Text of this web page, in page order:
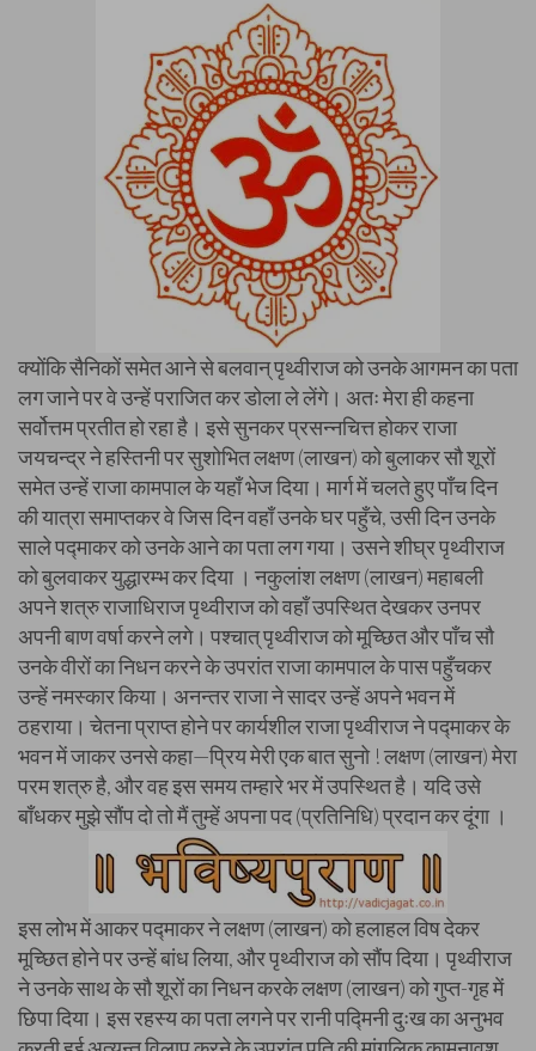
क्योंकि सैनिकों समेत आने से बलवान् पृथ्वीराज को उनके आगमन का पता
लग जाने पर वे उन्हें पराजित कर डोला ले लेंगे। अतः मेरा ही कहना
सर्वोत्तम प्रतीत हो रहा है। इसे सुनकर प्रसन्नचित्त होकर राजा
जयचन्द्र ने हस्तिनी पर सुशोभित लक्षण (लाखन) को बुलाकर सौ शूरों
समेत उन्हें राजा कामपाल के यहाँ भेज दिया। मार्ग में चलते हुए पाँच दिन
की यात्रा समाप्तकर वे जिस दिन वहाँ उनके घर पहुँचे, उसी दिन उनके
साले पद्माकर को उनके आने का पता लग गया। उसने शीघ्र पृथ्वीराज
को बुलवाकर युद्धारम्भ कर दिया । नकुलांश लक्षण (लाखन) महाबली
अपने शत्रु राजाधिराज पृथ्वीराज को वहाँ उपस्थित देखकर उनपर
अपनी बाण वर्षा करने लगे। पश्चात् पृथ्वीराज को मूच्छित और पाँच सौ
उनके वीरों का निधन करने के उपरांत राजा कामपाल के पास पहुँचकर
उन्हें नमस्कार किया। अनन्तर राजा ने सादर उन्हें अपने भवन में
ठहराया। चेतना प्राप्त होने पर कार्यशील राजा पृथ्वीराज ने पद्माकर के
भवन में जाकर उनसे कहा—प्रिय मेरी एक बात सुनो ! लक्षण (लाखन) मेरा
परम शत्रु है, और वह इस समय तम्हारे भर में उपस्थित है। यदि उसे
बाँधकर मुझे सौंप दो तो मैं तुम्हें अपना पद (प्रतिनिधि) प्रदान कर दूंगा ।
इस लोभ में आकर पद्माकर ने लक्षण (लाखन) को हलाहल विष देकर
मूच्छित होने पर उन्हें बांध लिया, और पृथ्वीराज को सौंप दिया। पृथ्वीराज
ने उनके साथ के सौ शूरों का निधन करके लक्षण (लाखन) को गुप्त-गृह में
छिपा दिया। इस रहस्य का पता लगने पर रानी पद्मिनी दुःख का अनुभव